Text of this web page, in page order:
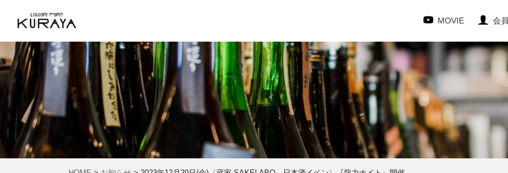
MOVIE 会